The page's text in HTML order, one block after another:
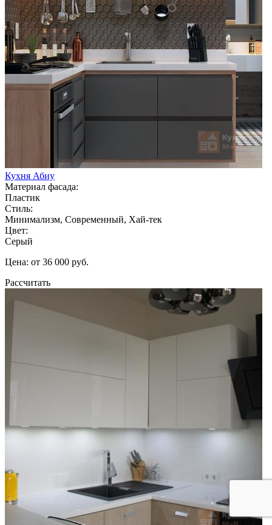
Кухня Абиу
Материал фасада:
Пластик
Стиль:
Минимализм, Современный, Хай-тек
Цвет:
Серый
Цена: от 36 000 руб.
Рассчитать